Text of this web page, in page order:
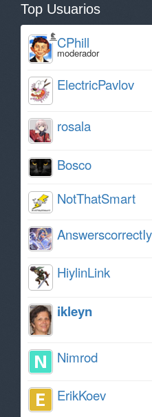
Top Usuarios
CPhill
moderador
ElectricPavlov
rosala
Bosco
NotThatSmart
AnswerscorrectIy
HiylinLink
ikleyn
Nimrod
ErikKoev